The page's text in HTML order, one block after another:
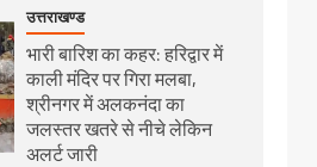
उत्तराखण्ड
भारी बारिश का कहर: हरिद्वार में
काली मंदिर पर गिरा मलबा,
श्रीनगर में अलकनंदा का
जलस्तर खतरे से नीचे लेकिन
अलर्ट जारी